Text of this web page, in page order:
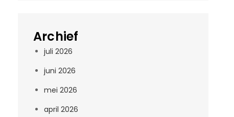
Archief
juli 2026
juni 2026
mei 2026
april 2026